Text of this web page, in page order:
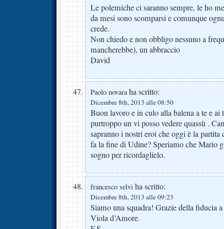
Le polemiche ci saranno sempre, le ho
da mesi sono scomparsi e comunque
crede.
Non chiedo e non obbligo nessuno a
mancherebbe), un abbraccio
David
Paolo novaraha scritto:
Dicembre 8th, 2013 alle 08:50
Buon lavoro e in culo alla balena a te e
purtroppo un vi posso vedere quassù .
sapranno i nostri eroi che oggi è la partita
fa la fine di Udine? Speriamo che Mario
sogno per ricordaglielo.
francesco selvi ha scritto:
Dicembre 8th, 2013 alle 09:23
Siamo una squadra! Grazie della fiducia
Viola d’Amore.